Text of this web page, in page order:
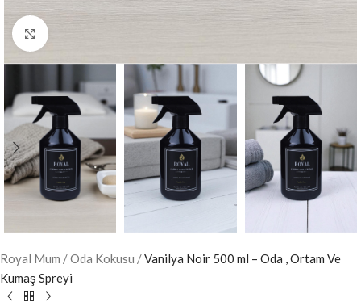
Büyütmek için tıklayın
Royal Mum /Oda Kokusu /Vanilya Noir 500 ml – Oda , Ortam Ve
Kumaş Spreyi